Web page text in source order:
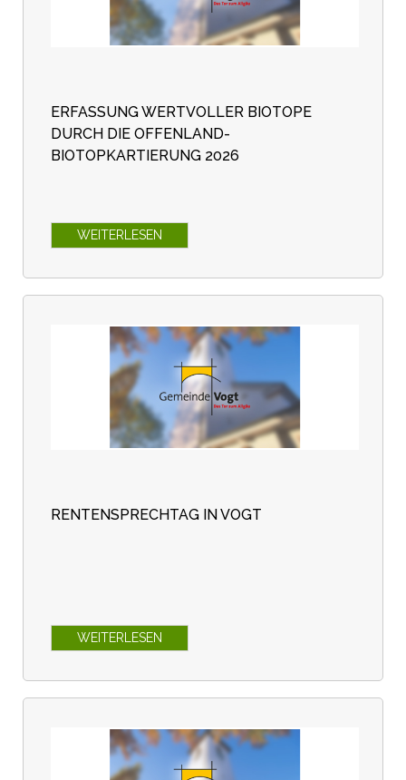
ERFASSUNG WERTVOLLER BIOTOPE
DURCH DIE OFFENLAND-
BIOTOPKARTIERUNG 2026
WEITERLESEN
RENTENSPRECHTAG IN VOGT
WEITERLESEN